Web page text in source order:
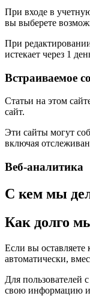
При входе в
вы выберете
При
истекает через 1
Встраиваемое
Статьи на этом
сайт.
Эти сайты могут
включая
Веб-аналитика
С кем мы
Как долго
Если вы оставляете
автоматически,
Для пользователей
свою информацию